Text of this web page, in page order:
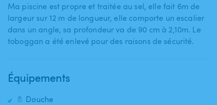
Ma piscine est propre et traitée au sel​,​ elle fait 6m de
largeur sur 12 m de longueur​,​ elle comporte un escalier
dans un angle​,​ sa profondeur va de 90 cm à 2​,​10m. Le
toboggan a été enlevé pour des raisons de sécurité.
Équipements
🚿 Douche